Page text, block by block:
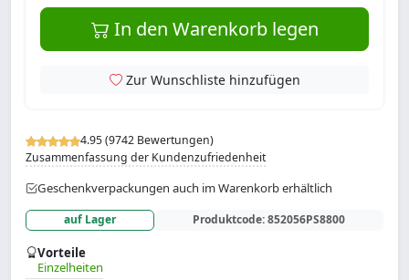
4.95 (9742 Bewertungen)
Zusammenfassung der Kundenzufriedenheit
Geschenkverpackungen auch im Warenkorb erhältlich
auf Lager Produktcode:852056PS8800
Vorteile
Einzelheiten
In den Warenkorb legen
Zur Wunschliste hinzufügen